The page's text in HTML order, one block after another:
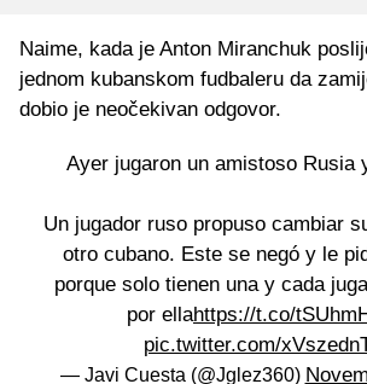
Naime, kada je Anton Miranchuk
jednom kubanskom fudbaleru da
dobio je neočekivan odgovor.
Ayer jugaron un amistoso Rusia
Un jugador ruso propuso cambiar
otro cubano. Este se negó y le
porque solo tienen una y cada
por ellahttps://t.co/
pic.twitter.com/
— Javi Cuesta (@Jglez360)